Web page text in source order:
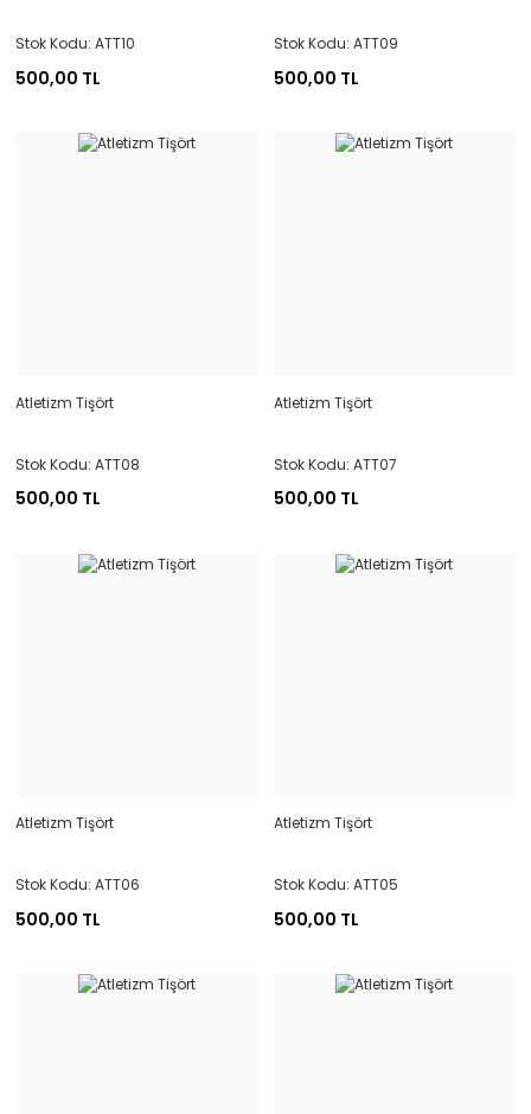
Stok Kodu: ATT10
500,00 TL
Stok Kodu: ATT09
500,00 TL
Atletizm Tişört
Stok Kodu: ATT08
500,00 TL
Atletizm Tişört
Stok Kodu: ATT07
500,00 TL
Atletizm Tişört
Stok Kodu: ATT06
500,00 TL
Atletizm Tişört
Stok Kodu: ATT05
500,00 TL